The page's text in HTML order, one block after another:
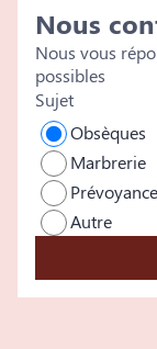
délicatesse. À
poussée ou
seulement des
humanité et
profondément
jamais.
Nous
Nous vous
possibles
Sujet
Obsèques
Marbrerie
Prévoyance
Autre